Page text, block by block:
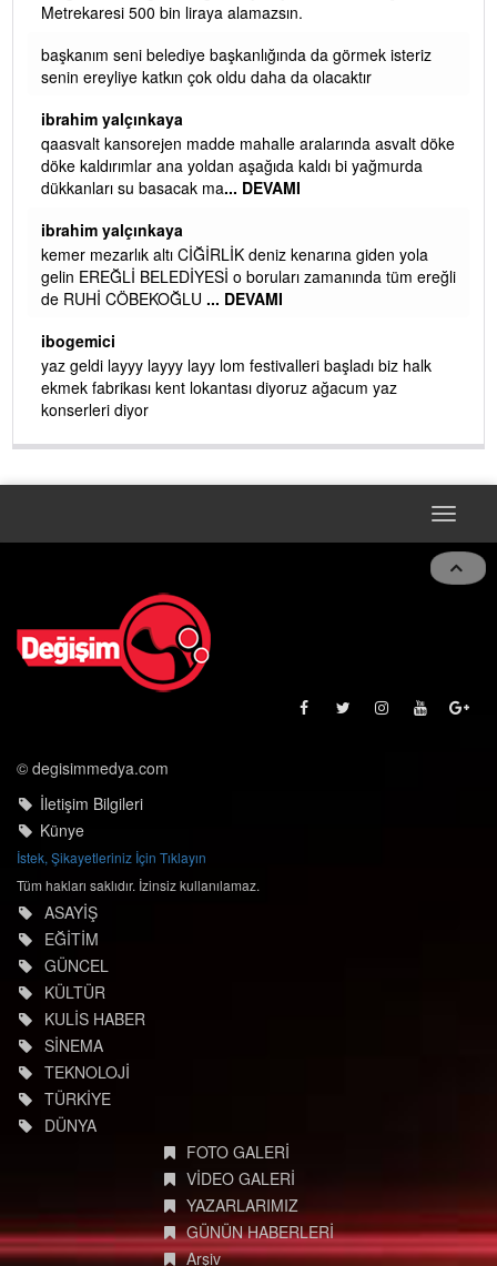
Metrekaresi 500 bin liraya alamazsın.
başkanım seni belediye başkanlığında da görmek isteriz
senin ereyliye katkın çok oldu daha da olacaktır
ibrahim yalçınkaya
qaasvalt kansorejen madde mahalle aralarında asvalt döke
döke kaldırımlar ana yoldan aşağıda kaldı bi yağmurda
dükkanları su basacak ma... DEVAMI
ibrahim yalçınkaya
kemer mezarlık altı CİĞİRLİK deniz kenarına giden yola
gelin EREĞLİ BELEDİYESİ o boruları zamanında tüm ereğli
de RUHİ CÖBEKOĞLU ... DEVAMI
ibogemici
yaz geldi layyy layyy layy lom festivalleri başladı biz halk
ekmek fabrikası kent lokantası diyoruz ağacum yaz
konserleri diyor
Toggle
© degisimmedya.com
İletişim Bilgileri
Künye
İstek, Şikayetleriniz İçin Tıklayın
Tüm hakları saklıdır. İzinsiz kullanılamaz.
ASAYİŞ
EĞİTİM
GÜNCEL
KÜLTÜR
KULİS HABER
SİNEMA
TEKNOLOJİ
TÜRKİYE
DÜNYA
FOTO GALERİ
VİDEO GALERİ
YAZARLARIMIZ
GÜNÜN HABERLERİ
Arşiv